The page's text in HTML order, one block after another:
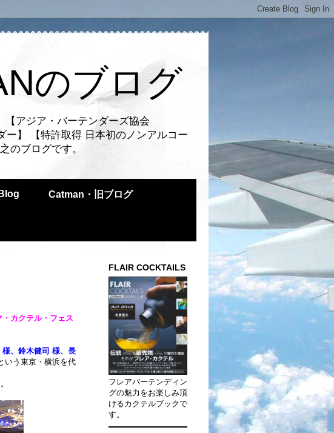
のブログ
【アジア・バーテンダーズ協会
ー】 【特許取得 日本初のノンアルコー
のブログです。
Catman・旧ブログ
・カクテル・フェス
、鈴木健司 様、長
いう東京・横浜を代
FLAIR COCKTAILS
フレアバーテンディン
グの魅力をお楽しみ頂
けるカクテルブックで
す。